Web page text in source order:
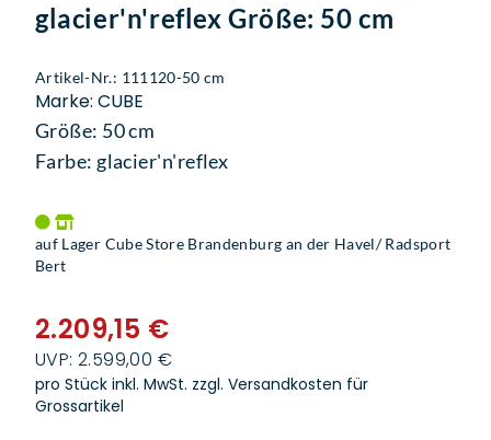
glacier'n'reflex Größe: 50 cm
Artikel-Nr.: 111120-50 cm
Marke: CUBE
Größe: 50 cm
Farbe: glacier'n'reflex
auf Lager Cube Store Brandenburg an der Havel/ Radsport
Bert
2.209,15 €
UVP: 2.599,00 €
pro Stück inkl. MwSt. zzgl. Versandkosten für
Grossartikel